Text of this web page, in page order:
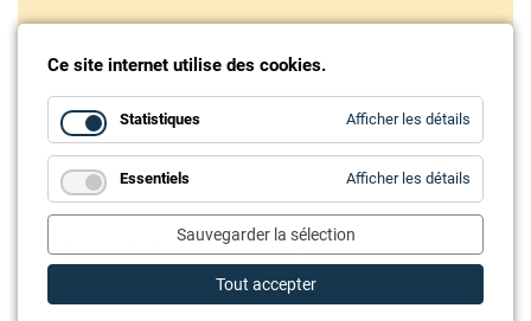
Ces articles pourraient également vous
intéresser
Ce site internet utilise des cookies.
Statistiques Afficher les détails
Essentiels Afficher les détails
Sauvegarder la sélection
Tout accepter